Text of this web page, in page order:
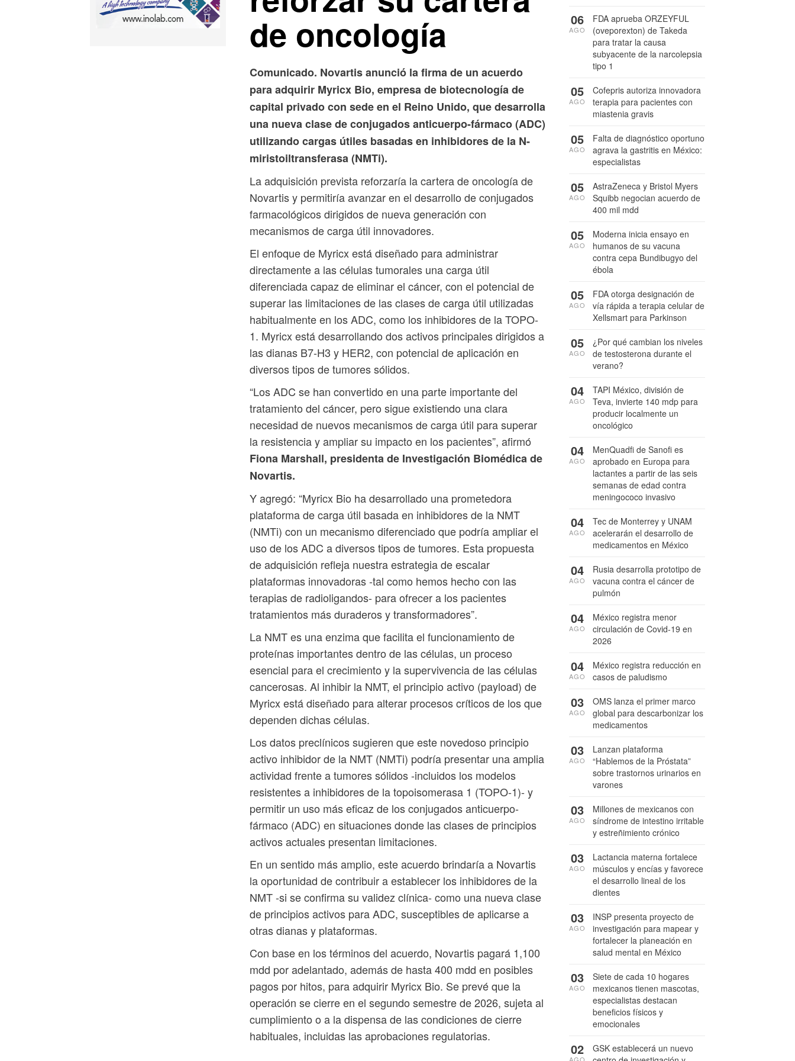
de oncología
Comunicado. Novartis anunció la firma de un acuerdo
para adquirir Myricx Bio, empresa de biotecnología de
capital privado con sede en el Reino Unido, que desarrolla
una nueva clase de conjugados anticuerpo-fármaco (ADC)
utilizando cargas útiles basadas en inhibidores de la N-
miristoiltransferasa (NMTi).
La adquisición prevista reforzaría la cartera de oncología de
Novartis y permitiría avanzar en el desarrollo de conjugados
farmacológicos dirigidos de nueva generación con
mecanismos de carga útil innovadores.
El enfoque de Myricx está diseñado para administrar
directamente a las células tumorales una carga útil
diferenciada capaz de eliminar el cáncer, con el potencial de
superar las limitaciones de las clases de carga útil utilizadas
habitualmente en los ADC, como los inhibidores de la TOPO-
1. Myricx está desarrollando dos activos principales dirigidos a
las dianas B7-H3 y HER2, con potencial de aplicación en
diversos tipos de tumores sólidos.
“Los ADC se han convertido en una parte importante del
tratamiento del cáncer, pero sigue existiendo una clara
necesidad de nuevos mecanismos de carga útil para superar
la resistencia y ampliar su impacto en los pacientes”, afirmó
Fiona Marshall, presidenta de Investigación Biomédica de
Novartis.
Y agregó: “Myricx Bio ha desarrollado una prometedora
plataforma de carga útil basada en inhibidores de la NMT
(NMTi) con un mecanismo diferenciado que podría ampliar el
uso de los ADC a diversos tipos de tumores. Esta propuesta
de adquisición refleja nuestra estrategia de escalar
plataformas innovadoras -tal como hemos hecho con las
terapias de radioligandos- para ofrecer a los pacientes
tratamientos más duraderos y transformadores”.
La NMT es una enzima que facilita el funcionamiento de
proteínas importantes dentro de las células, un proceso
esencial para el crecimiento y la supervivencia de las células
cancerosas. Al inhibir la NMT, el principio activo (payload) de
Myricx está diseñado para alterar procesos críticos de los que
dependen dichas células.
Los datos preclínicos sugieren que este novedoso principio
activo inhibidor de la NMT (NMTi) podría presentar una amplia
actividad frente a tumores sólidos -incluidos los modelos
resistentes a inhibidores de la topoisomerasa 1 (TOPO-1)- y
permitir un uso más eficaz de los conjugados anticuerpo-
fármaco (ADC) en situaciones donde las clases de principios
activos actuales presentan limitaciones.
En un sentido más amplio, este acuerdo brindaría a Novartis
la oportunidad de contribuir a establecer los inhibidores de la
NMT -si se confirma su validez clínica- como una nueva clase
de principios activos para ADC, susceptibles de aplicarse a
otras dianas y plataformas.
Con base en los términos del acuerdo, Novartis pagará 1,100
mdd por adelantado, además de hasta 400 mdd en posibles
pagos por hitos, para adquirir Myricx Bio. Se prevé que la
operación se cierre en el segundo semestre de 2026, sujeta al
cumplimiento o a la dispensa de las condiciones de cierre
habituales, incluidas las aprobaciones regulatorias.
FDA aprueba ORZEYFUL
(oveporexton) de Takeda
para tratar la causa
subyacente de la narcolepsia
tipo 1
06
AGO
Cofepris autoriza innovadora
terapia para pacientes con
miastenia gravis
05
AGO
Falta de diagnóstico oportuno
agrava la gastritis en México:
especialistas
05
AGO
AstraZeneca y Bristol Myers
Squibb negocian acuerdo de
400 mil mdd
05
AGO
Moderna inicia ensayo en
humanos de su vacuna
contra cepa Bundibugyo del
ébola
05
AGO
FDA otorga designación de
vía rápida a terapia celular de
Xellsmart para Parkinson
05
AGO
¿Por qué cambian los niveles
de testosterona durante el
verano?
05
AGO
TAPI México, división de
Teva, invierte 140 mdp para
producir localmente un
oncológico
04
AGO
MenQuadfi de Sanofi es
aprobado en Europa para
lactantes a partir de las seis
semanas de edad contra
meningococo invasivo
04
AGO
Tec de Monterrey y UNAM
acelerarán el desarrollo de
medicamentos en México
04
AGO
Rusia desarrolla prototipo de
vacuna contra el cáncer de
pulmón
04
AGO
México registra menor
circulación de Covid-19 en
2026
04
AGO
México registra reducción en
casos de paludismo
04
AGO
OMS lanza el primer marco
global para descarbonizar los
medicamentos
03
AGO
Lanzan plataforma
“Hablemos de la Próstata”
sobre trastornos urinarios en
varones
03
AGO
Millones de mexicanos con
síndrome de intestino irritable
y estreñimiento crónico
03
AGO
Lactancia materna fortalece
músculos y encías y favorece
el desarrollo lineal de los
dientes
03
AGO
INSP presenta proyecto de
investigación para mapear y
fortalecer la planeación en
salud mental en México
03
AGO
Siete de cada 10 hogares
mexicanos tienen mascotas,
especialistas destacan
beneficios físicos y
emocionales
03
AGO
GSK establecerá un nuevo
02